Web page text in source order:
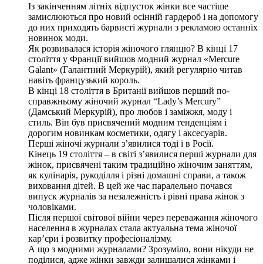
Із закінченням літніх відпусток жінки все частіше
замислюються про новий осінній гардероб і на допомогу
до них приходять барвисті журнали з рекламою останніх
новинок моди.
Як розвивалася історія жіночого глянцю? В кінці 17
століття у Франції вийшов модний журнал «Mercure
Galant» (Галантний Меркурій), який регулярно читав
навіть французький король.
В кінці 18 століття в Британії вийшов перший по-
справжньому жіночий журнал “Lady’s Mercury”
(Дамський Меркурій), про любов і заміжжя, моду і
стиль. Він був присвячений модним тенденціям і
дорогим новинкам косметики, одягу і аксесуарів.
Перші жіночі журнали з’явилися тоді і в Росії.
Кінець 19 століття – в світі з’явилися перші журнали для
жінок, присвячені таким традиційно жіночим заняттям,
як кулінарія, рукоділля і різні домашні справи, а також
виховання дітей. В цей же час паралельно почався
випуск журналів за незалежність і рівні права жінок з
чоловіками.
Після першої світової війни через переважання жіночого
населення в журналах стала актуальна тема жіночої
кар’єри і розвитку професіоналізму.
А що з модними журналами? Зрозуміло, вони нікуди не
поділися, адже жінки завжди залишалися жінками і